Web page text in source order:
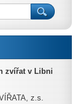
zvířat v Libni
z.s.